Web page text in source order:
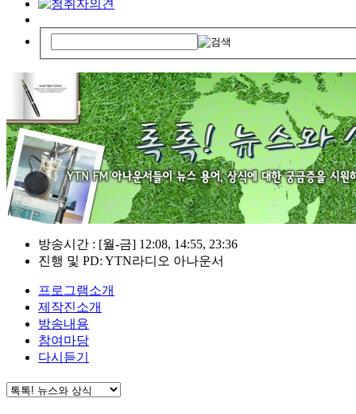
방송시간 : [월-금] 12:08, 14:55, 23:36
진행 및 PD: YTN라디오 아나운서
프로그램소개
제작진소개
방송내용
참여마당
다시듣기